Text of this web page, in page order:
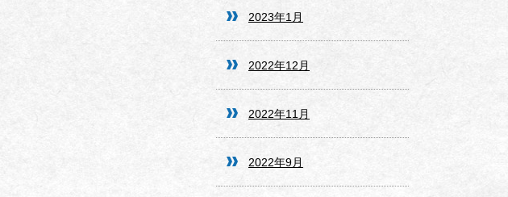
2023年1月
2022年12月
2022年11月
2022年9月